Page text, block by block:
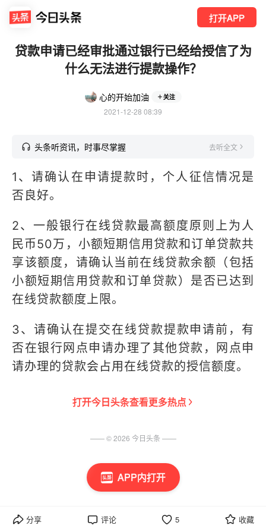
打开APP
APP内打开
贷款申请已经审批通过银行已经给授信了为
什么无法进行提款操作？
心的开始加油 关注
2021-12-28 08:39
头条听资讯，时事尽掌握 去听全文
1、请确认在申请提款时，个人征信情况是
否良好。
2、一般银行在线贷款最高额度原则上为人
民币50万，小额短期信用贷款和订单贷款共
享该额度，请确认当前在线贷款余额（包括
小额短期信用贷款和订单贷款）是否已达到
在线贷款额度上限。
3、请确认在提交在线贷款提款申请前，有
否在银行网点申请办理了其他贷款，网点申
请办理的贷款会占用在线贷款的授信额度。
打开今日头条查看更多热点
分享 评论 5 收藏
—— ©2026 今日头条 ——